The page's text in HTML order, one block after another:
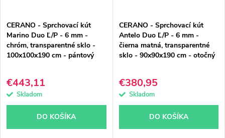
CERANO - Sprchovací kút
Marino Duo Ľ/P - 6 mm -
chróm, transparentné sklo -
100x100x190 cm - pántový
€443,11
Skladom
DO KOŠÍKA
CERANO - Sprchovací kút
Antelo Duo Ľ/P - 6 mm -
čierna matná, transparentné
sklo - 90x90x190 cm - otočný
€380,95
Skladom
DO KOŠÍKA